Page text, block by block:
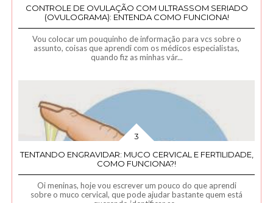
CONTROLE DE OVULAÇÃO COM ULTRASSOM SERIADO
(OVULOGRAMA): ENTENDA COMO FUNCIONA!
Vou colocar um pouquinho de informação para vcs sobre o
assunto, coisas que aprendi com os médicos especialistas,
quando fiz as minhas vár...
TENTANDO ENGRAVIDAR: MUCO CERVICAL E FERTILIDADE,
COMO FUNCIONA?!
Oi meninas, hoje vou escrever um pouco do que aprendi
sobre o muco cervical, que pode ajudar bastante quem está